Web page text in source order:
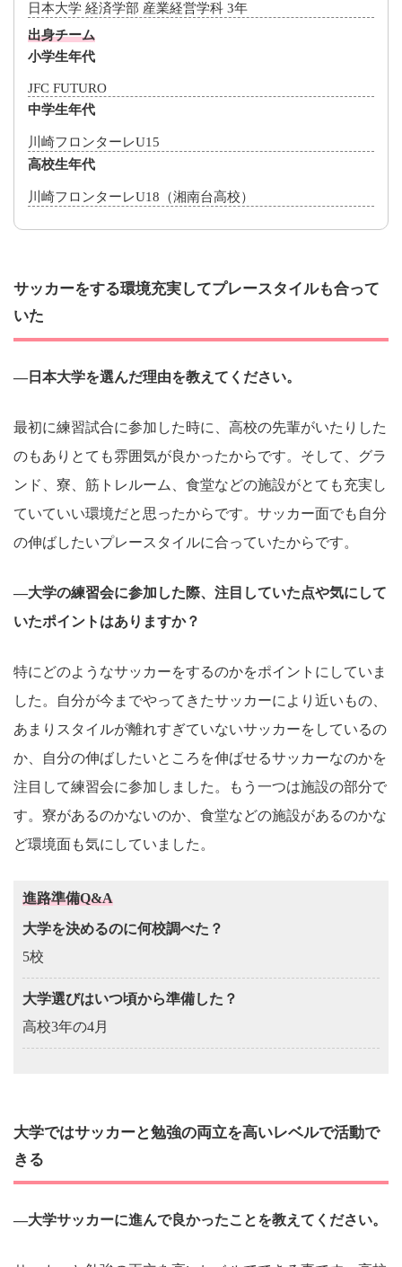
日本大学 経済学部 産業経営学科 3年
出身チーム
小学生年代
JFC FUTURO
中学生年代
川崎フロンターレU15
高校生年代
川崎フロンターレU18（湘南台高校）
サッカーをする環境充実してプレースタイルも合って
いた
―日本大学を選んだ理由を教えてください。
最初に練習試合に参加した時に、高校の先輩がいたりした
のもありとても雰囲気が良かったからです。そして、グラ
ンド、寮、筋トレルーム、食堂などの施設がとても充実し
ていていい環境だと思ったからです。サッカー面でも自分
の伸ばしたいプレースタイルに合っていたからです。
―大学の練習会に参加した際、注目していた点や気にして
いたポイントはありますか？
特にどのようなサッカーをするのかをポイントにしていま
した。自分が今までやってきたサッカーにより近いもの、
あまりスタイルが離れすぎていないサッカーをしているの
か、自分の伸ばしたいところを伸ばせるサッカーなのかを
注目して練習会に参加しました。もう一つは施設の部分で
す。寮があるのかないのか、食堂などの施設があるのかな
ど環境面も気にしていました。
進路準備Q&A
大学を決めるのに何校調べた？
5校
大学選びはいつ頃から準備した？
高校3年の4月
大学ではサッカーと勉強の両立を高いレベルで活動で
きる
―大学サッカーに進んで良かったことを教えてください。